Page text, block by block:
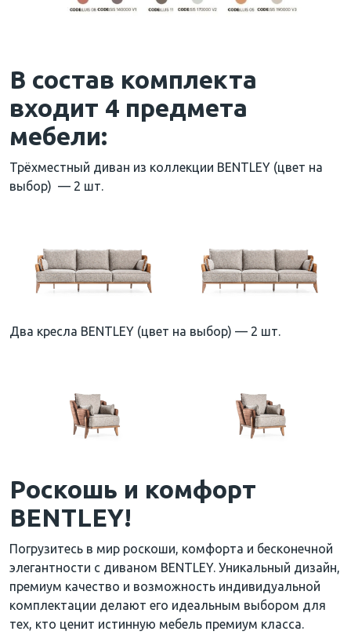
В состав комплекта
входит 4 предмета
мебели:
Трёхместный диван из коллекции BENTLEY (цвет на
выбор) — 2 шт.
Два кресла BENTLEY (цвет на выбор) — 2 шт.
Роскошь и комфорт
BENTLEY!
Погрузитесь в мир роскоши, комфорта и бесконечной
элегантности с диваном BENTLEY. Уникальный дизайн,
премиум качество и возможность индивидуальной
комплектации делают его идеальным выбором для
тех, кто ценит истинную мебель премиум класса.